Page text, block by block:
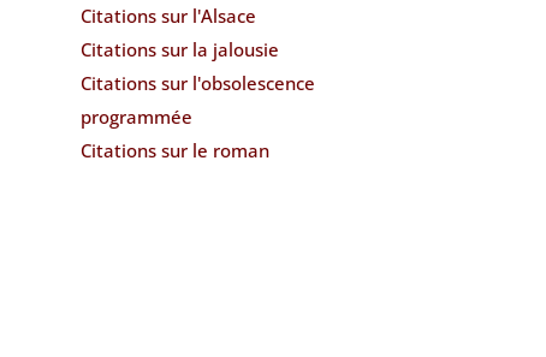
Citations sur l'Alsace
Citations sur la jalousie
Citations sur l'obsolescence
programmée
Citations sur le roman